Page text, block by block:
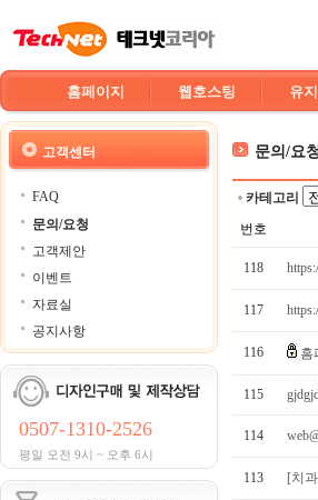
홈페이지 웹호스팅 유
고객센터
FAQ
문의/요청
고객제안
이벤트
자료실
공지사항
0507-1310-2526
평일 오전 9시 ~ 오후 6시
문의/요
카테고리
번호
118
117
116 홈
115
114
113 [치